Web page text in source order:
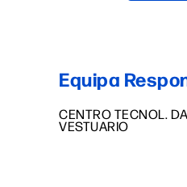
Equipa
CENTRO TECNOL.
VESTUARIO